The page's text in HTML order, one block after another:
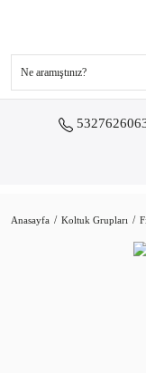
Anasayfa Koltuk Grupları